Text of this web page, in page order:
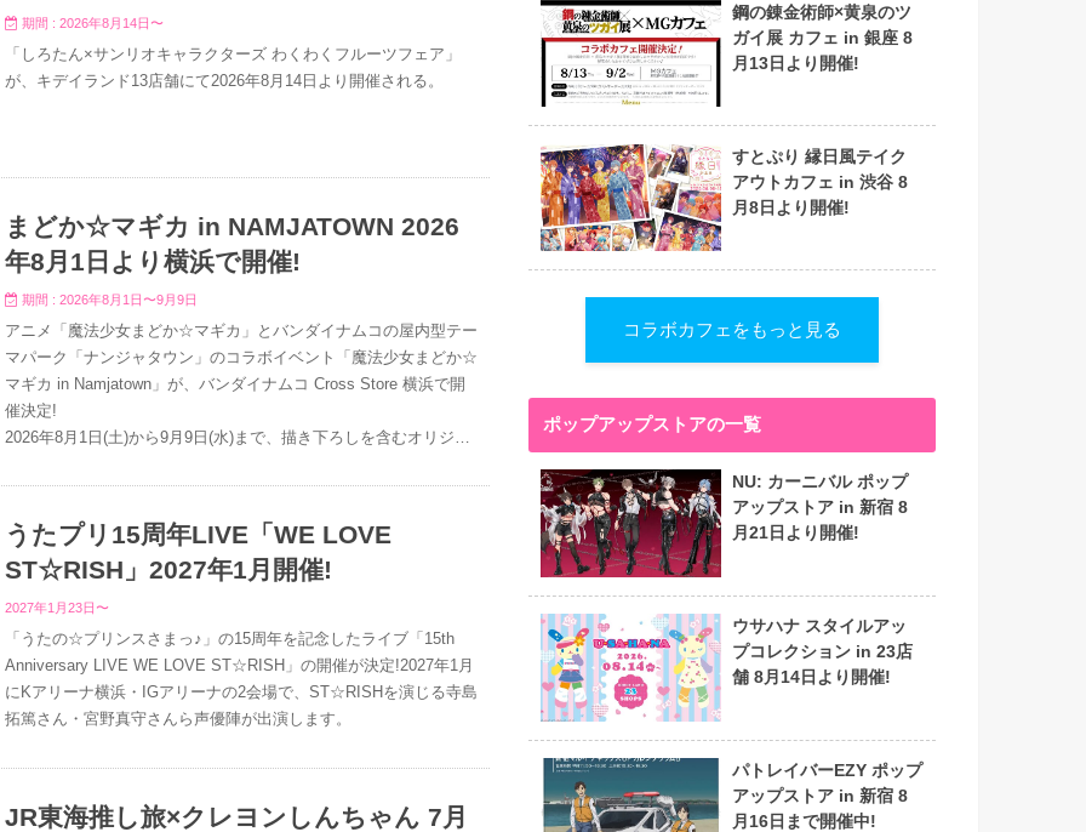
期間 : 2026年8月14日〜
「しろたん×サンリオキャラクターズ わくわくフルーツフェア」
が、キデイランド13店舗にて2026年8月14日より開催される。
まどか☆マギカ in NAMJATOWN 2026
年8月1日より横浜で開催!
期間 : 2026年8月1日〜9月9日
アニメ「魔法少女まどか☆マギカ」とバンダイナムコの屋内型テー
マパーク「ナンジャタウン」のコラボイベント「魔法少女まどか☆
マギカ in Namjatown」が、バンダイナムコ Cross Store 横浜で開
催決定!
2026年8月1日(土)から9月9日(水)まで、描き下ろしを含むオリジナ
定カフェメニューが登場します。
うたプリ15周年LIVE「WE LOVE
ST☆RISH」2027年1月開催!
2027年1月23日〜
「うたの☆プリンスさまっ♪」の15周年を記念したライブ「15th
Anniversary LIVE WE LOVE ST☆RISH」の開催が決定!2027年1月
にKアリーナ横浜・IGアリーナの2会場で、ST☆RISHを演じる寺島
拓篤さん・宮野真守さんら声優陣が出演します。
JR東海推し旅×クレヨンしんちゃん 7月
鋼の錬金術師×黄泉のツ
ガイ展 カフェ in 銀座 8
月13日より開催!
すとぷり 縁日風テイク
アウトカフェ in 渋谷 8
月8日より開催!
コラボカフェをもっと見る
ポップアップストアの一覧
NU: カーニバル ポップ
アップストア in 新宿 8
月21日より開催!
ウサハナ スタイルアッ
プコレクション in 23店
舗 8月14日より開催!
パトレイバーEZY ポップ
アップストア in 新宿 8
月16日まで開催中!